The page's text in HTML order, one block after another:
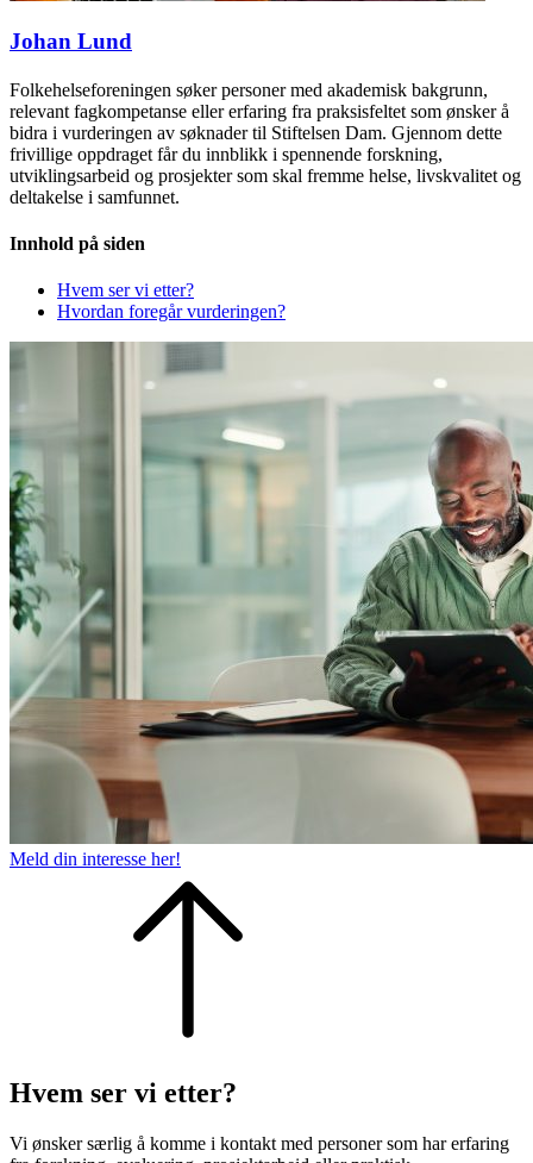
Johan Lund
Folkehelseforeningen søker personer med akademisk bakgrunn,
relevant fagkompetanse eller erfaring fra praksisfeltet som ønsker å
bidra i vurderingen av søknader til Stiftelsen Dam. Gjennom dette
frivillige oppdraget får du innblikk i spennende forskning,
utviklingsarbeid og prosjekter som skal fremme helse, livskvalitet og
deltakelse i samfunnet.
Innhold på siden
Hvem ser vi etter?
Hvordan foregår vurderingen?
Meld din interesse her!
Hvem ser vi etter?
Vi ønsker særlig å komme i kontakt med personer som har erfaring